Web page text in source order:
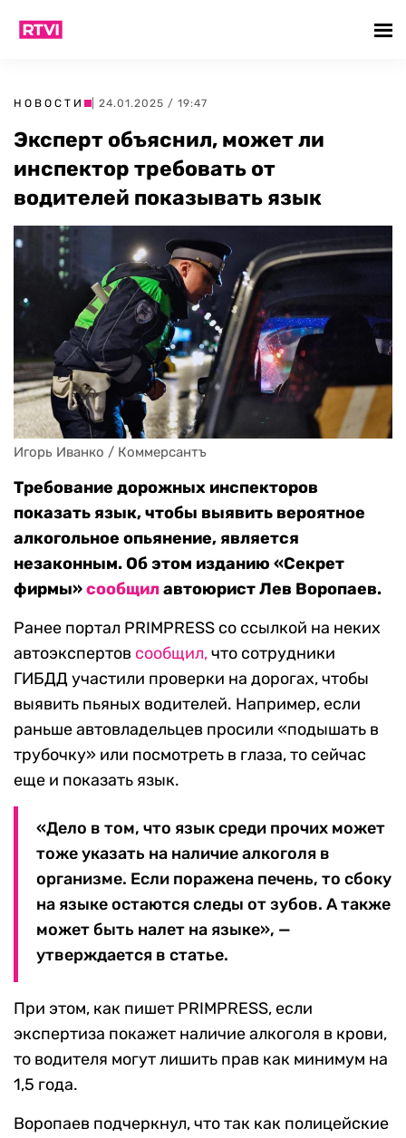
НОВОСТИ | 24.01.2025 / 19:47
Эксперт объяснил, может ли
инспектор требовать от
водителей показывать язык
Игорь Иванко / Коммерсантъ
Требование дорожных инспекторов
показать язык, чтобы выявить вероятное
алкогольное опьянение, является
незаконным. Об этом изданию «Секрет
фирмы»сообщилавтоюрист Лев Воропаев.
Ранее портал PRIMPRESS со ссылкой на неких
автоэкспертов сообщил,что сотрудники
ГИБДД участили проверки на дорогах, чтобы
выявить пьяных водителей. Например, если
раньше автовладельцев просили «подышать в
трубочку» или посмотреть в глаза, то сейчас
еще и показать язык.
«Дело в том, что язык среди прочих может
тоже указать на наличие алкоголя в
организме. Если поражена печень, то сбоку
на языке остаются следы от зубов. А также
может быть налет на языке», —
утверждается в статье.
При этом, как пишет PRIMPRESS, если
экспертиза покажет наличие алкоголя в крови,
то водителя могут лишить прав как минимум на
1,5 года.
Воропаев подчеркнул, что так как полицейские